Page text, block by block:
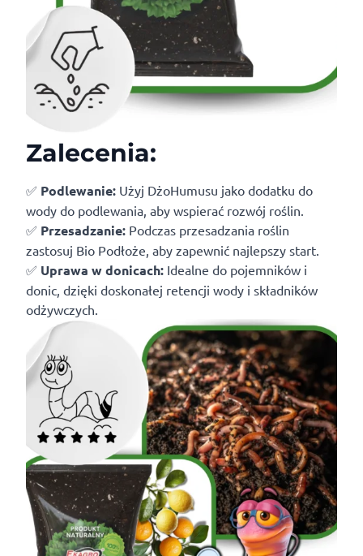
Zalecenia:
✅ Podlewanie: Użyj DżoHumusu jako dodatku do
wody do podlewania, aby wspierać rozwój roślin.
✅ Przesadzanie: Podczas przesadzania roślin
zastosuj Bio Podłoże, aby zapewnić najlepszy start.
✅ Uprawa w donicach: Idealne do pojemników i
donic, dzięki doskonałej retencji wody i składników
odżywczych.